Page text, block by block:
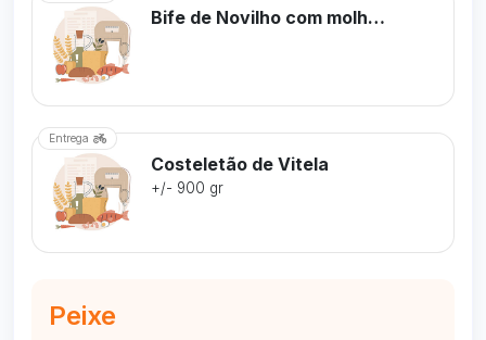
Bife de Novilho com molho 3 Pimentas
Entrega
Costeletão de Vitela
+/- 900 gr
Peixe